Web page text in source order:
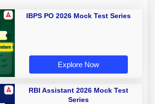
IBPS PO 2026 Mock Test Series
Explore Now
RBI Assistant 2026 Mock Test
Series